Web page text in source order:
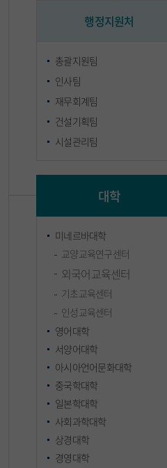
행정지원처
총괄지원팀
인사팀
재무회계팀
건설기획팀
시설관리팀
대학
미네르바대학
교양교육연구센터
외국어교육센터
기초교육센터
인성교육센터
영어대학
서양어대학
아시아언어문화대학
중국학대학
일본학대학
사회과학대학
상경대학
경영대학